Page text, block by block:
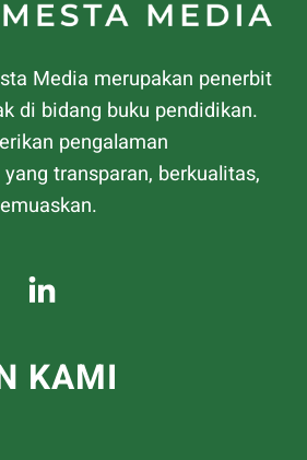
Media merupakan penerbit
di bidang buku pendidikan.
pengalaman
transparan, berkualitas,
KAMI